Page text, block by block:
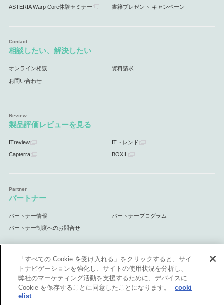
ASTERIA Warp Core体験セミナー 書籍プレゼント キャンペーン
相談したい、解決したい
オンライン相談 資料請求
お問い合わせ
製品評価レビューを見る
ITreview ITトレンド
Capterra BOXIL
パートナー
パートナー情報 パートナープログラム
パートナー制度へのお問合せ
サポート
サポート情報
「すべての Cookie を受け入れる」をクリックすると、サイ
トナビゲーションを強化し、サイトの使用状況を分析し、
弊社のマーケティング活動を支援するために、デバイスに
Cookie を保存することに同意したことになります。
cooki
elist